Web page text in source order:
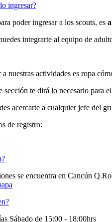
ingresar?
poder ingresar a los scouts, es
integrarte al equipo de
nuestras actividades es ropa
sección te dirá lo necesario para
acercarte a cualquier jefe del
de registro:
se encuentra en Cancún
Sábado de 15:00 - 18:00hrs